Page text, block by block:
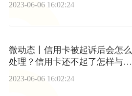
2023-06-06 16:02:24
微动态丨信用卡被起诉后会怎么
处理？信用卡还不起了怎样与银
行协商
2023-06-06 16:02:24